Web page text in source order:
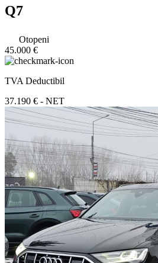
Q7
Otopeni
45.000 €
TVA Deductibil
37.190 € - NET